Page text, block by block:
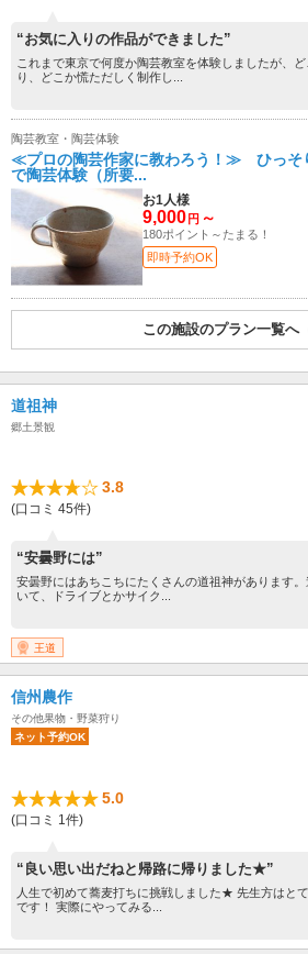
“お気に入りの作品ができました”
これまで東京で何度か陶芸教室を体験しましたが、
り、どこか慌ただしく制作し...
陶芸教室・陶芸体験
≪プロの陶芸作家に教わろう！≫ ひっそ
で陶芸体験（所要...
お1人様
9,000 円 ～
180ポイント～たまる！
即時予約OK
この施設のプラン一覧へ
道祖神
郷土景観
3.8
(口コミ 45件)
“安曇野には”
安曇野にはあちこちにたくさんの道祖神があります
いて、ドライブとかサイク...
王道
信州農作
その他果物・野菜狩り
ネット予約OK
5.0
(口コミ 1件)
“良い思い出だねと帰路に帰りました★”
人生で初めて蕎麦打ちに挑戦しました★ 先生方はと
です！ 実際にやってみる...